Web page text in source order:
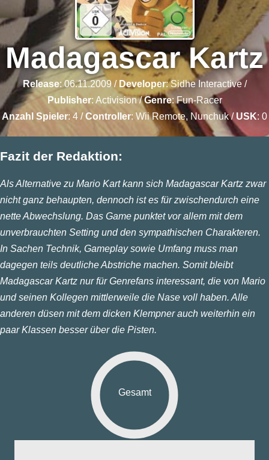
Madagascar Kartz
Release: 06.11.2009 / Developer:Sidhe Interactive/
Publisher: Activision/Genre: Fun-Racer
Anzahl Spieler: 4 /Controller: Wii Remote, Nunchuk /USK: 0
Fazit der Redaktion:
Als Alternative zu Mario Kart kann sich Madagascar Kartz zwar
nicht ganz behaupten, dennoch ist es für zwischendurch eine
nette Abwechslung. Das Game punktet vor allem mit dem
unverbrauchten Setting und den sympathischen Charakteren.
In Sachen Technik, Gameplay sowie Umfang muss man
dagegen teils deutliche Abstriche machen. Somit bleibt
Madagascar Kartz nur für Genrefans interessant, die von Mario
und seinen Kollegen mittlerweile die Nase voll haben. Alle
anderen düsen mit dem dicken Klempner auch weiterhin ein
paar Klassen besser über die Pisten.
Gesamt